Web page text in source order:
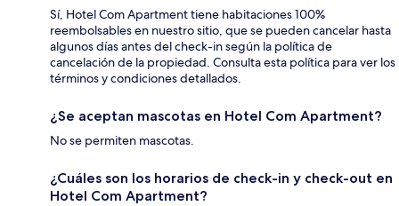
Sí, Hotel Com Apartment tiene habitaciones 100%
reembolsables en nuestro sitio, que se pueden cancelar hasta
algunos días antes del check-in según la política de
cancelación de la propiedad. Consulta esta política para ver los
términos y condiciones detallados.
¿Se aceptan mascotas en Hotel Com Apartment?
No se permiten mascotas.
¿Cuáles son los horarios de check-in y check-out en
Hotel Com Apartment?